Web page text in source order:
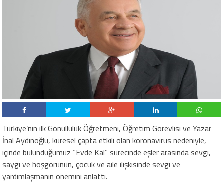
Türkiye’nin ilk Gönüllülük Öğretmeni, Öğretim Görevlisi ve Yazar
İnal Aydınoğlu, küresel çapta etkili olan koronavirüs nedeniyle,
içinde bulunduğumuz “Evde Kal” sürecinde eşler arasında sevgi,
saygı ve hoşgörünün, çocuk ve aile ilişkisinde sevgi ve
yardımlaşmanın önemini anlattı.